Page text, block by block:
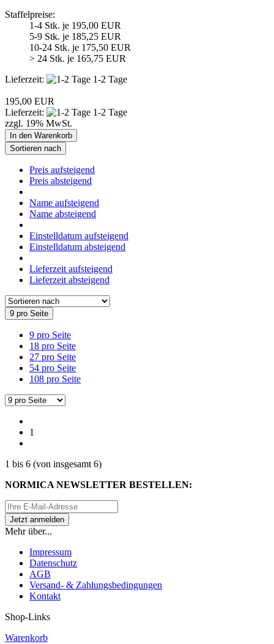
Staffelpreise:
1-4 Stk. je 195,00 EUR
5-9 Stk. je 185,25 EUR
10-24 Stk. je 175,50 EUR
> 24 Stk. je 165,75 EUR
Lieferzeit:
1-2 Tage
195,00 EUR
Lieferzeit:
1-2 Tage
zzgl. 19% MwSt.
In den Warenkorb
Sortieren nach
Preis aufsteigend
Preis absteigend
Name aufsteigend
Name absteigend
Einstelldatum aufsteigend
Einstelldatum absteigend
Lieferzeit aufsteigend
Lieferzeit absteigend
9 pro Seite
9 pro Seite
18 pro Seite
27 pro Seite
54 pro Seite
108 pro Seite
1
1 bis 6 (von insgesamt 6)
NORMICA NEWSLETTER BESTELLEN:
Mehr über...
Impressum
Datenschutz
AGB
Versand- & Zahlungsbedingungen
Kontakt
Shop-Links
Warenkorb